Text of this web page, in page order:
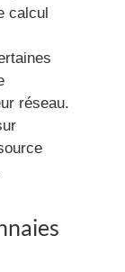
calcul
réseau.